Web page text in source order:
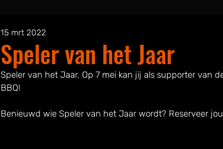
Speler van het Jaar
15 mrt 2022
Speler van het Jaar. Op 7 mei kan jij als supporter van
BBQ!
Benieuwd wie Speler van het Jaar wordt? Reserveer